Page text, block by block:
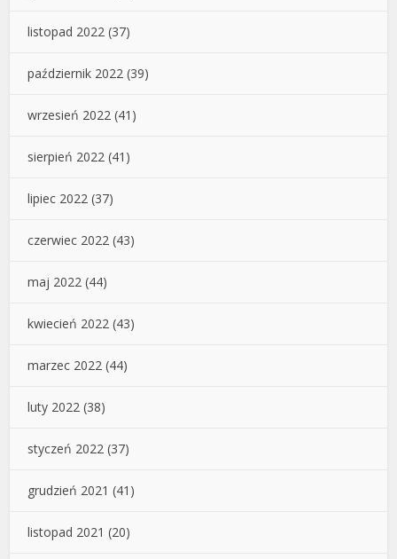
listopad 2022 (37)
październik 2022 (39)
wrzesień 2022 (41)
sierpień 2022 (41)
lipiec 2022 (37)
czerwiec 2022 (43)
maj 2022 (44)
kwiecień 2022 (43)
marzec 2022 (44)
luty 2022 (38)
styczeń 2022 (37)
grudzień 2021 (41)
listopad 2021 (20)